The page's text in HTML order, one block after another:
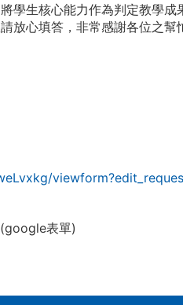
學生核心能力作為判定教學
放心填答，非常感謝各位之幫
(google表單)